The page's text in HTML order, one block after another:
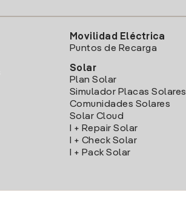
Movilidad Eléctrica
Puntos de Recarga
Solar
Plan Solar
Simulador Placas Solares
Comunidades Solares
Solar Cloud
I + Repair Solar
I + Check Solar
I + Pack Solar